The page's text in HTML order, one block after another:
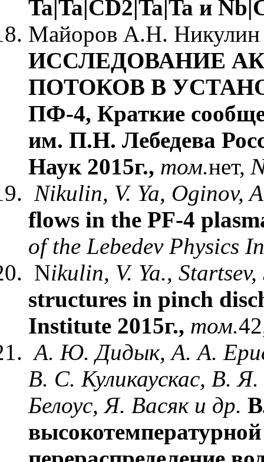
Ta|Ta|CD2|Ta|Ta и
Майоров А.Н.
ИССЛЕДОВАНИЕ
ПОТОКОВ В
ПФ-4, Краткие
им. П.Н. Лебедева
Наук 2015г., том.нет,
Nikulin, V. Ya, Oginov,
flows in the PF-4
of the Lebedev Physics
Nikulin, V. Ya.,
structures in pinch
Institute 2015г., том.
А. Ю. Дидык, А. А.
В. С. Куликаускас, В.
Белоус, Я. Васяк и др.